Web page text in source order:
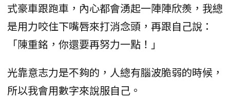
式豪車跟跑車，內心都會湧起一陣陣欣羨，我總
是用力咬住下嘴唇來打消念頭，再跟自己說：
「陳重銘，你還要再努力一點！」
光靠意志力是不夠的，人總有腦波脆弱的時候，
所以我會用數字來說服自己。